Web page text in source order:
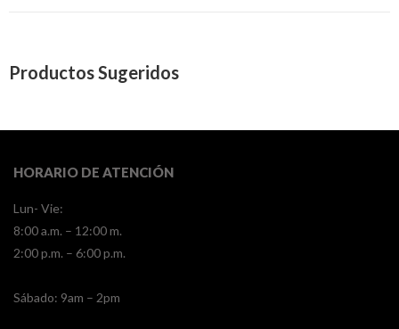
Productos Sugeridos
HORARIO DE ATENCIÓN
Lun- Vie:
8:00 a.m. – 12:00 m.
2:00 p.m. – 6:00 p.m.
​​Sábado: 9am – 2pm